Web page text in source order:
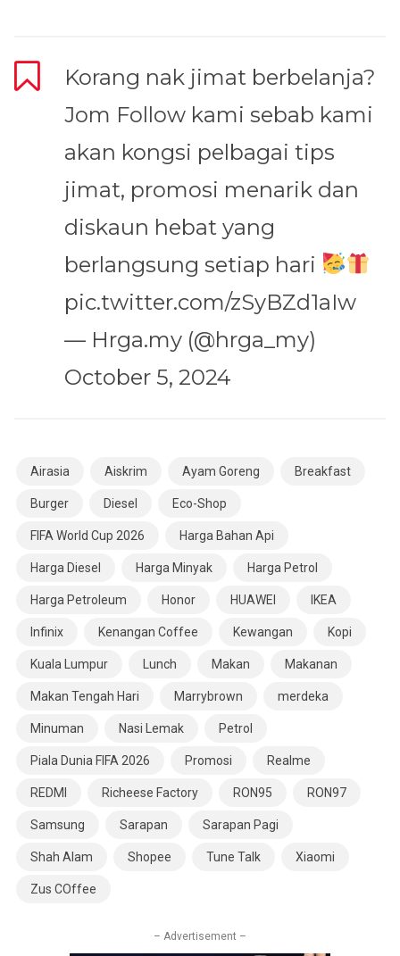
Korang nak jimat berbelanja?
Jom Follow kami sebab kami
akan kongsi pelbagai tips
jimat, promosi menarik dan
diskaun hebat yang
berlangsung setiap hari
pic.twitter.com/zSyBZd1aIw
— Hrga.my (@hrga_my)
October 5, 2024
Airasia Aiskrim Ayam Goreng Breakfast
Burger Diesel Eco-Shop
FIFA World Cup 2026 Harga Bahan Api
Harga Diesel Harga Minyak Harga Petrol
Harga Petroleum Honor HUAWEI IKEA
Infinix Kenangan Coffee Kewangan Kopi
Kuala Lumpur Lunch Makan Makanan
Makan Tengah Hari Marrybrown merdeka
Minuman Nasi Lemak Petrol
Piala Dunia FIFA 2026 Promosi Realme
REDMI Richeese Factory RON95 RON97
Samsung Sarapan Sarapan Pagi
Shah Alam Shopee Tune Talk Xiaomi
Zus COffee
– Advertisement –